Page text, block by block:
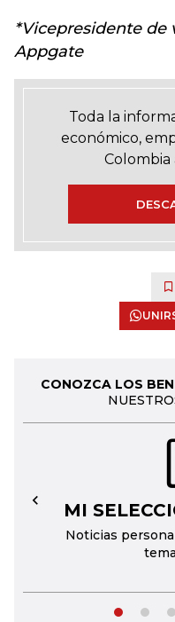
*Vicepresidente de
Appgate
Toda la
económico,
Colombia
CONOZCA LOS
MI
Noticias
←